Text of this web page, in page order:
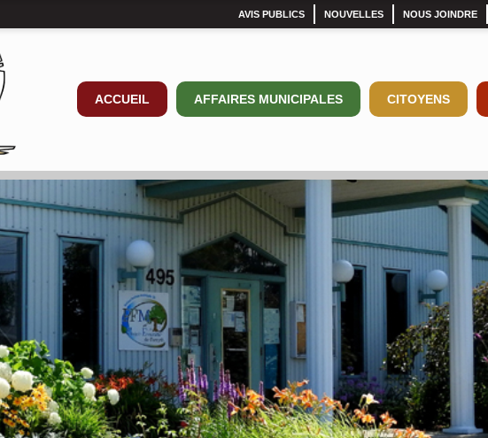
AVIS PUBLICS NOUVELLES NOUS JOINDRE
ACCUEIL AFFAIRES MUNICIPALES CITOYENS